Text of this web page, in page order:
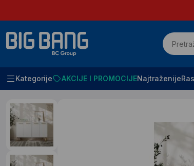
Kategorije AKCIJE I PROMOCIJENajtraženije
Početna SVE ZA KUĆU I KANCELARIJU Police i komode